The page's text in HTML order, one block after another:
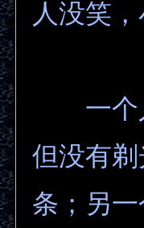
人没笑
一个人
但没有
条；另